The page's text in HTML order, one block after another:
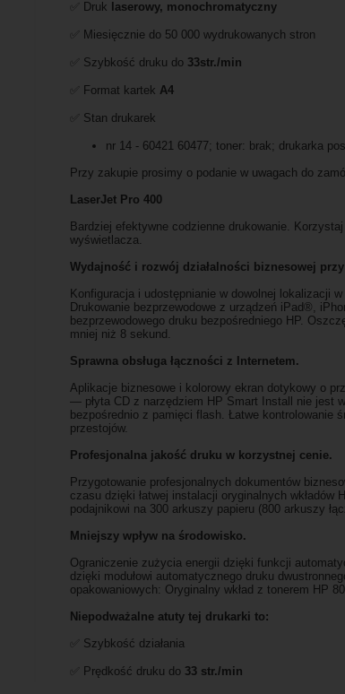
✅ Druk laserowy, monochromatyczny
✅ Miesięcznie do 50 000 wydrukowanych stron
✅ Szybkość druku do 33str./min
✅ Format kartek A4
✅ Stan drukarek
nr 14 - 60421 60477; toner: brak; drukarka
Przy zakupie prosimy o podanie w uwagach do
LaserJet Pro 400
Bardziej efektywne codzienne drukowanie.
wyświetlacza.
Wydajność i rozwój działalności biznesowej
Konfiguracja i udostępnianie w dowolnej lokalizacji
Drukowanie bezprzewodowe z urządzeń iPad®,
bezprzewodowego druku bezpośredniego HP.
mniej niż 8 sekund.
Sprawna obsługa łączności z Internetem.
Aplikacje biznesowe i kolorowy ekran dotykowy o
— płyta CD z narzędziem HP Smart Install nie jest
bezpośrednio z pamięci flash. Łatwe kontrolowanie
przestojów.
Profesjonalna jakość druku w korzystnej cenie.
Przygotowanie profesjonalnych dokumentów
czasu dzięki łatwej instalacji oryginalnych
podajnikowi na 300 arkuszy papieru (800 arkuszy
Mniejszy wpływ na środowisko.
Ograniczenie zużycia energii dzięki funkcji
dzięki modułowi automatycznego druku
opakowaniowych: Oryginalny wkład z tonerem HP
Niepodważalne atuty tej drukarki to:
✅ Szybkość działania
✅ Prędkość druku do 33 str./min